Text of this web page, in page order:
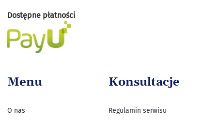
Dostępne płatności
Menu
O nas
Konsultacje
Regulamin serwisu